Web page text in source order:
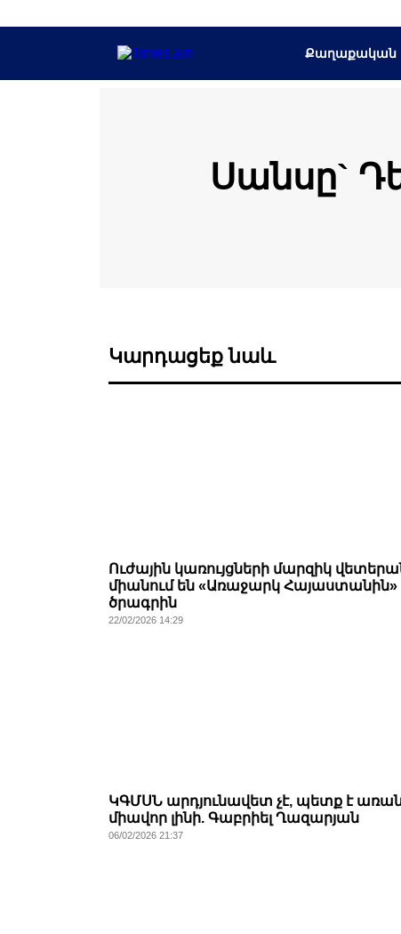
Քաղաքական
Սանսը`
Կարդացեք նաև
Ուժային կառույցների մարզիկ
միանում են «Առաջարկ Հայաստանին»
ծրագրին
22/02/2026 14:29
ԿԳՄՍՆ արդյունավետ չէ, պետք է
միավոր լինի. Գաբրիել Ղազարյան
06/02/2026 21:37